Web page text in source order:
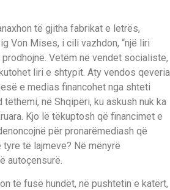
naxhon të gjitha fabrikat e letrës,
Von Mises, i cili vazhdon, “një liri
prodhojnë Vetëm në vendet socialiste,
liri e shtypit. Aty vendos qeveria
ë e medias financohet nga shteti
tëthemi, në Shqipëri, ku askush nuk ka
Kjo lë tëkuptosh që financimet e
ë për pronarëmediash që
tyre të lajmeve? Në mënyrë
ë autoçensurë
të fusë hundët, në pushtetin e katërt,